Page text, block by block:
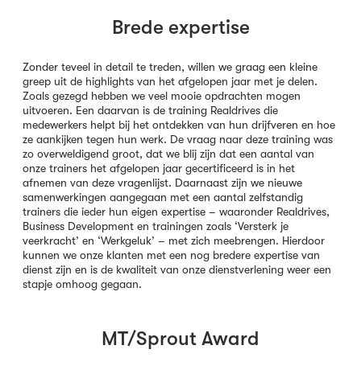
Brede expertise
Zonder teveel in detail te treden, willen we graag een kleine
greep uit de highlights van het afgelopen jaar met je delen.
Zoals gezegd hebben we veel mooie opdrachten mogen
uitvoeren. Een daarvan is de training Realdrives die
medewerkers helpt bij het ontdekken van hun drijfveren en hoe
ze aankijken tegen hun werk. De vraag naar deze training was
zo overweldigend groot, dat we blij zijn dat een aantal van
onze trainers het afgelopen jaar gecertificeerd is in het
afnemen van deze vragenlijst. Daarnaast zijn we nieuwe
samenwerkingen aangegaan met een aantal zelfstandig
trainers die ieder hun eigen expertise – waaronder Realdrives,
Business Development en trainingen zoals ‘Versterk je
veerkracht’ en ‘Werkgeluk’ – met zich meebrengen. Hierdoor
kunnen we onze klanten met een nog bredere expertise van
dienst zijn en is de kwaliteit van onze dienstverlening weer een
stapje omhoog gegaan.
MT/Sprout Award